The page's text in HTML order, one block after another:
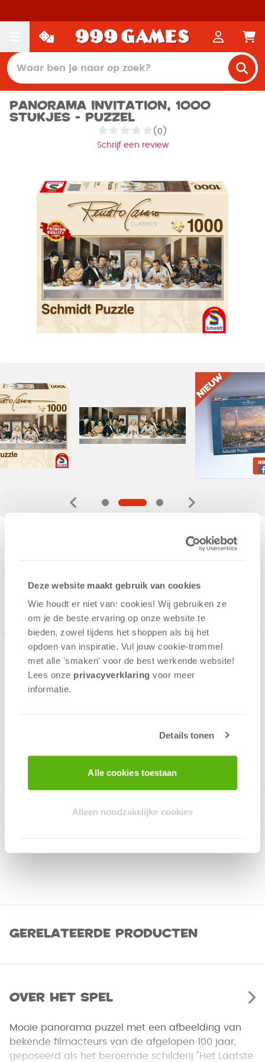
Deze website maakt gebruik van cookies
Wie houdt er niet van: cookies! Wij gebruiken ze
om je de beste ervaring op onze website te
bieden, zowel tijdens het shoppen als bij het
opdoen van inspiratie. Vul jouw cookie-trommel
met alle 'smaken' voor de best werkende website​!
Lees onze privacyverklaring voor meer
informatie.
Details tonen
Alle cookies toestaan
Alleen noodzakelijke cookies
Panorama Invitation, 1000
stukjes - Puzzel
(0)
Schrijf een review
UIT HET ASSORTIMENT
Mooie panorama puzzel met een afbeelding van bekende
filmacteurs van de afgelopen 100 jaar, geposeerd als het
beroemde schilderij "Het Laatste Avondmaal" van artiest
Renato Casaro. . Puzzel bevat 1000 stukjes en is geschikt
Gerelateerde producten
Over het spel
Mooie panorama puzzel met een afbeelding van
bekende filmacteurs van de afgelopen 100 jaar,
geposeerd als het beroemde schilderij "Het Laatste